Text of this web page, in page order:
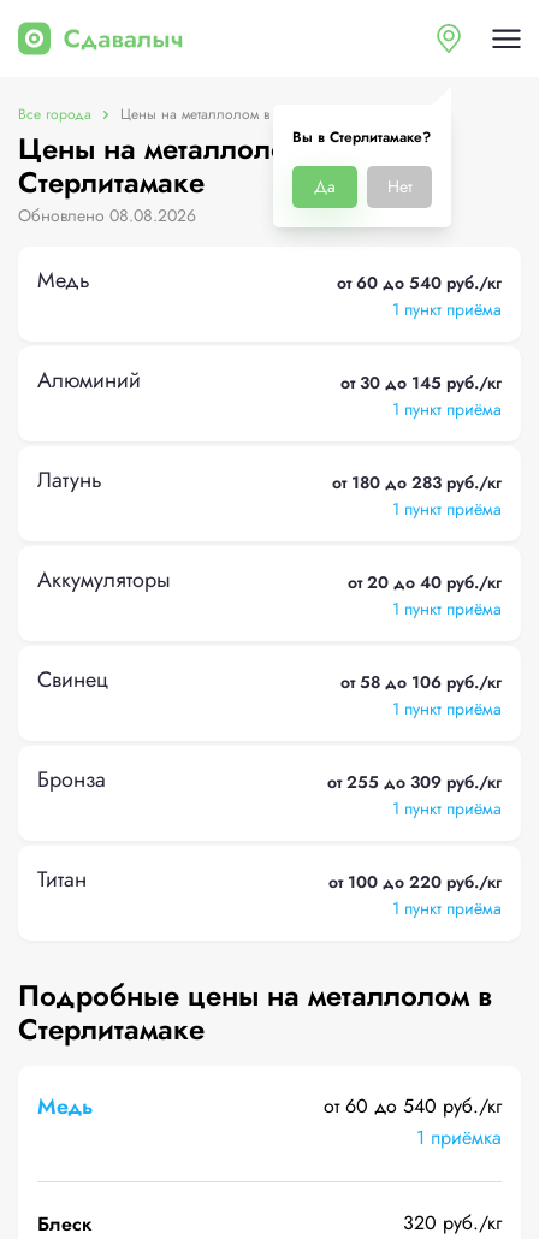
Вы в Стерлитамаке?
Да Нет
Все города Цены на металлолом в Стерлитамаке
Цены на металлолом в
Стерлитамаке
Обновлено 08.08.2026
Медь
от 60 до 540 руб./кг
1 пункт приёма
Алюминий
от 30 до 145 руб./кг
1 пункт приёма
Латунь
от 180 до 283 руб./кг
1 пункт приёма
Аккумуляторы
от 20 до 40 руб./кг
1 пункт приёма
Свинец
от 58 до 106 руб./кг
1 пункт приёма
Бронза
от 255 до 309 руб./кг
1 пункт приёма
Титан
от 100 до 220 руб./кг
1 пункт приёма
Подробные цены на металлолом в
Стерлитамаке
Медь
от 60 до 540 руб./кг
1 приёмка
Блеск
320 руб./кг